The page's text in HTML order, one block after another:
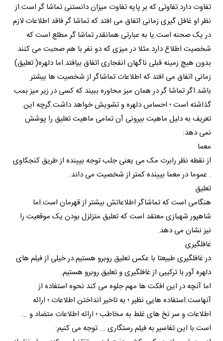
تفاوت دارد.تفاوتی که بر پایه تفاوت میزان دانستنی تماشا گر است.از
نظر او غافل گیری زمانی اتفاق می افتد که تماشا گر فاقد اطلاعات لازم
در یک صحنه است.یا به عبارتی همانقدر تماشا گر مطلع است که
شخصیت اطلاع دارد.مثلا در میزی که دو نفر با هم صحبت می کنند
بدون هیچ زمینه قبلی ناگهان انفجاری اتفاق بیافتد.اما دلهره( تعلیق)
زمانی اتفاق می افتد که اطلاعات تماشاگر از شخصیت ها بیشتر
باشد.اگر تماشا گر در همان میز محاوره ببیند که کسی در زیر میز بمب
گذاشته است ؛ احساس دلهره و تشویش خواهد داشت.گرچه این
تعریف به دلیل ماهیت بیرونی آن تمامی ماهیت تعلیق را پوشش
نمی دهد:
معما
از نقطه نظر رابرت مک می یعنی جلب توجه بیینده از طریق کنجکاوی
. عموما در معما بیینده کمتر از شخصیت می داند.
تعلیق
هنگامی است که تماشاگر اطلاعاتش بیشتر از قهرمان است.اما
شاهپور شهبازی معتقد است که تعلیق متزلزل بودن یک موقعیت را
نیز نشان می دهد.
غافلگیری
در غافلگیری طبیعتا با عکس تعلیق روبرو هستیم.در خیلی از فیلم های
دلهره آور با ترکیبی از غافلگیری و تعلیق روبرو هستیم.
اما آنچه در این افکت ها مهم جلوه می کند نحوه استفاده از
آنهاست.استفاده هایی نظیر ؛ به تاخیر انداختن اطلاعات ؛ ارائه
اطلاعات و سر نخ های غلط به مخاطب ؛ ارائه اطلاعات متضاد و ...
است.با این تفاسیر به فیلم رستگاری ... توجه می کنیم: